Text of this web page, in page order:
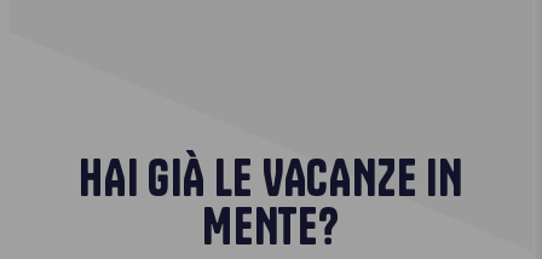
HAI GIÀ LE VACANZE IN
MENTE?